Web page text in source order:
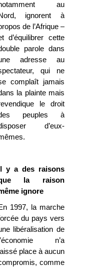
au
ignorent à
de l’Afrique –
d’équilibrer cette
parole dans
adresse au
qui ne
complaît jamais
la plainte mais
le droit
peuples à
d’eux-
y a des raisons
la raison
ignore
1997, la marche
du pays vers
libéralisation de
l’économie n’a
laissé place à aucun
comme